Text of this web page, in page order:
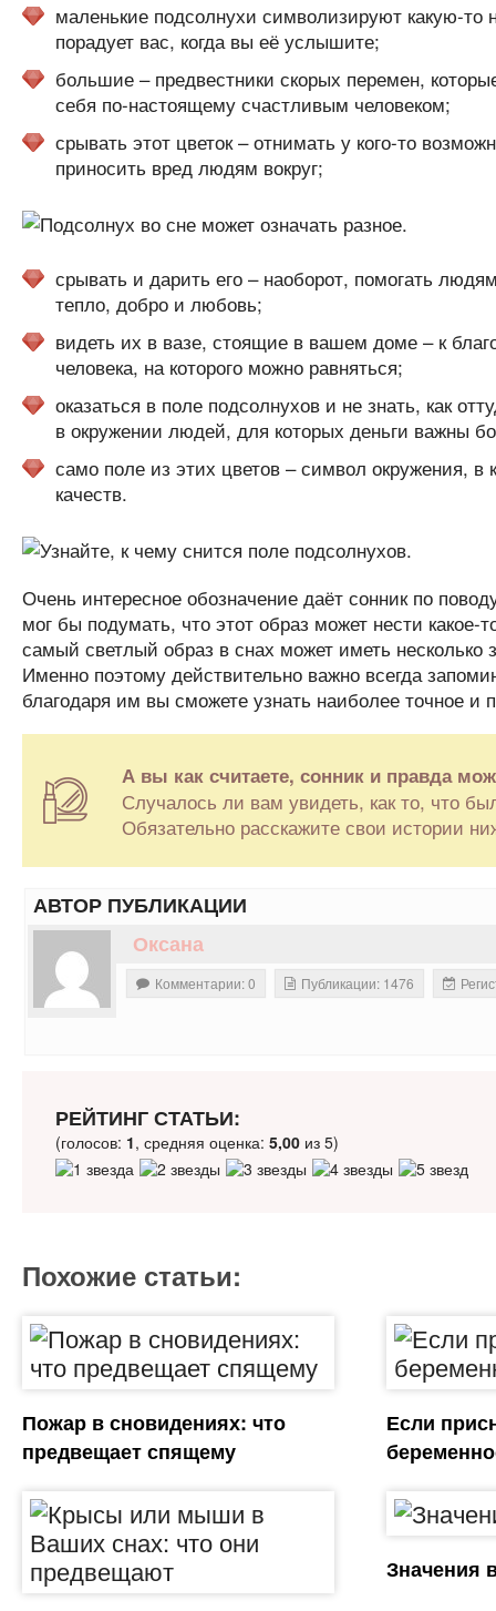
маленькие подсолнухи символизируют какую-то
порадует вас, когда вы её услышите;
большие – предвестники скорых перемен,
себя по-настоящему счастливым человеком;
срывать этот цветок – отнимать у кого-то
приносить вред людям вокруг;
срывать и дарить его – наоборот, помогать
тепло, добро и любовь;
видеть их в вазе, стоящие в вашем доме – к
человека, на которого можно равняться;
оказаться в поле подсолнухов и не знать, как
в окружении людей, для которых деньги важны
само поле из этих цветов – символ окружения,
качеств.
Очень интересное обозначение даёт сонник по
мог бы подумать, что этот образ может нести
самый светлый образ в снах может иметь
Именно поэтому действительно важно всегда
благодаря им вы сможете узнать наиболее точное и
А вы как считаете, сонник и правда
Случалось ли вам увидеть, как то, что
Обязательно расскажите свои истории
АВТОР ПУБЛИКАЦИИ
Оксана
Комментарии: 0 Публикации: 1476
РЕЙТИНГ СТАТЬИ:
(голосов: 1, средняя оценка: 5,00из 5)
Похожие статьи:
Пожар в сновидениях: что
предвещает спящему
Если
Значения